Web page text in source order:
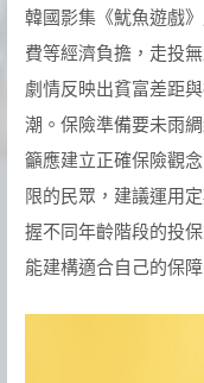
韓國影集《魷魚遊戲
費等經濟負擔，走投
劇情反映出貧富差距
潮。保險準備要未雨
籲應建立正確保險觀
限的民眾，建議運用
握不同年齡階段的投
能建構適合自己的保